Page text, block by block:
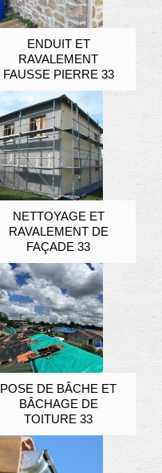
ENDUIT ET
RAVALEMENT
FAUSSE PIERRE 33
NETTOYAGE ET
RAVALEMENT DE
FAÇADE 33
POSE DE BÂCHE ET
BÂCHAGE DE
TOITURE 33